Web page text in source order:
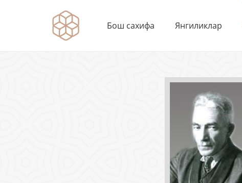
Бош сахифа Янгиликлар